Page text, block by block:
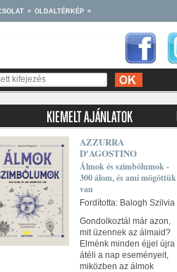
OLDALTÉRKÉP
AZZURRA
D'AGOSTINO
Álmok és szimbólumok -
300 álom, és ami mögöttük
van
Fordította: Balogh Szilvia
Gondolkoztál már azon,
mit üzennek az álmaid?
Elménk minden éjjel újra
átéli a nap eseményeit,
miközben az álmok